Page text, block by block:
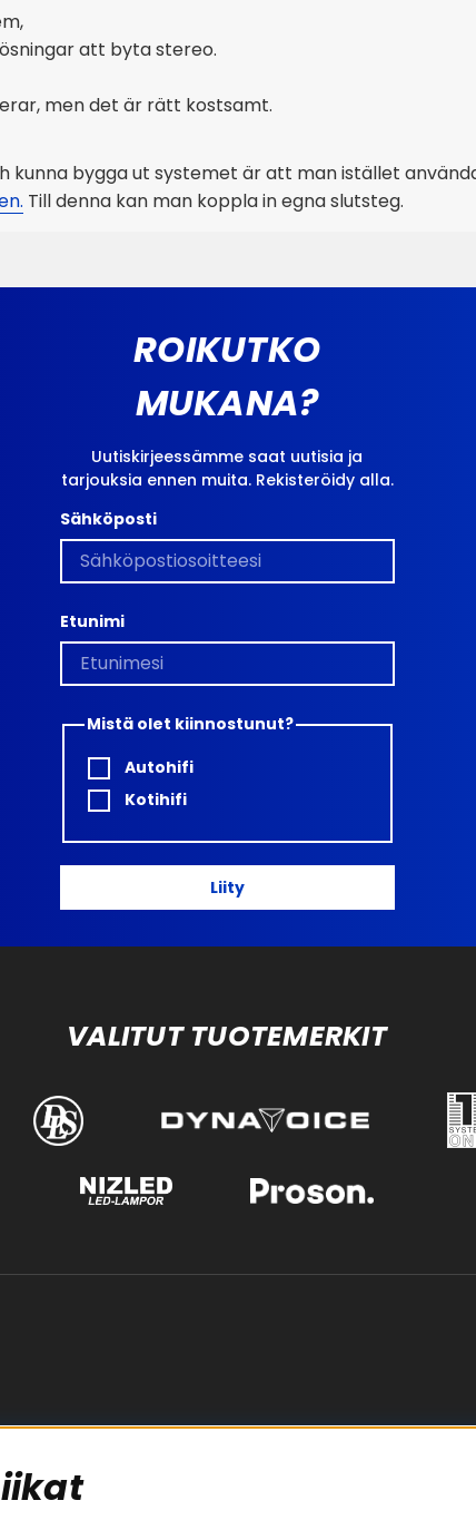
att byta stereo.
men det är rätt kostsamt.
kunna bygga ut systemet är att man istället
Till denna kan man koppla in egna slutsteg.
ROIKUTKO
MUKANA?
Uutiskirjeessämme saat uutisia ja
tarjouksia ennen muita. Rekisteröidy alla.
Sähköposti
Etunimi
Mistä olet kiinnostunut?
Autohifi
Kotihifi
Liity
VALITUT TUOTEMERKIT